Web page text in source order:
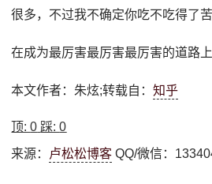
很多，不过我不确定你吃不吃得了
在成为最厉害最厉害最厉害的道路上
本文作者：朱炫;转载自：知乎
顶:0 踩:0
来源： 卢松松博客 QQ/微信：